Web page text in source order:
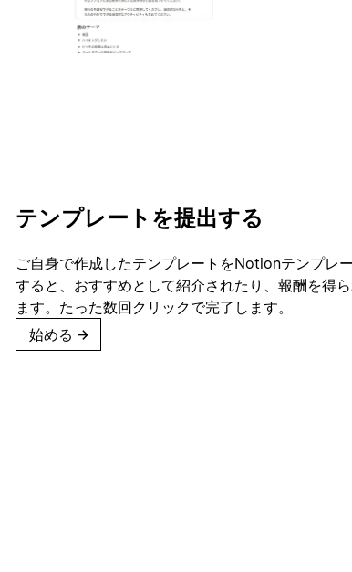
テンプレートを提出する
ご自身で作成したテンプレートをNotionテンプレ
すると、おすすめとして紹介されたり、報酬を得
ます。たった数回クリックで完了します。
始める →